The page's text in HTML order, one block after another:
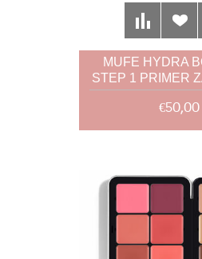
MUFE HYDRA
STEP 1 PRIMER
€50,00